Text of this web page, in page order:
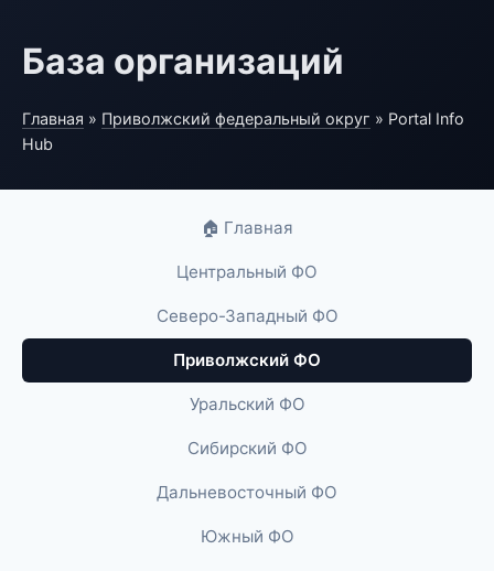
База организаций
Главная » Приволжский федеральный округ » Portal Info
Hub
🏠 Главная
Центральный ФО
Северо-Западный ФО
Приволжский ФО
Уральский ФО
Сибирский ФО
Дальневосточный ФО
Южный ФО